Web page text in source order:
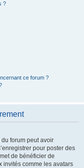
?
ce forum ?
forum peut avoir
pour poster des
de bénéficier de
invités comme les avatars